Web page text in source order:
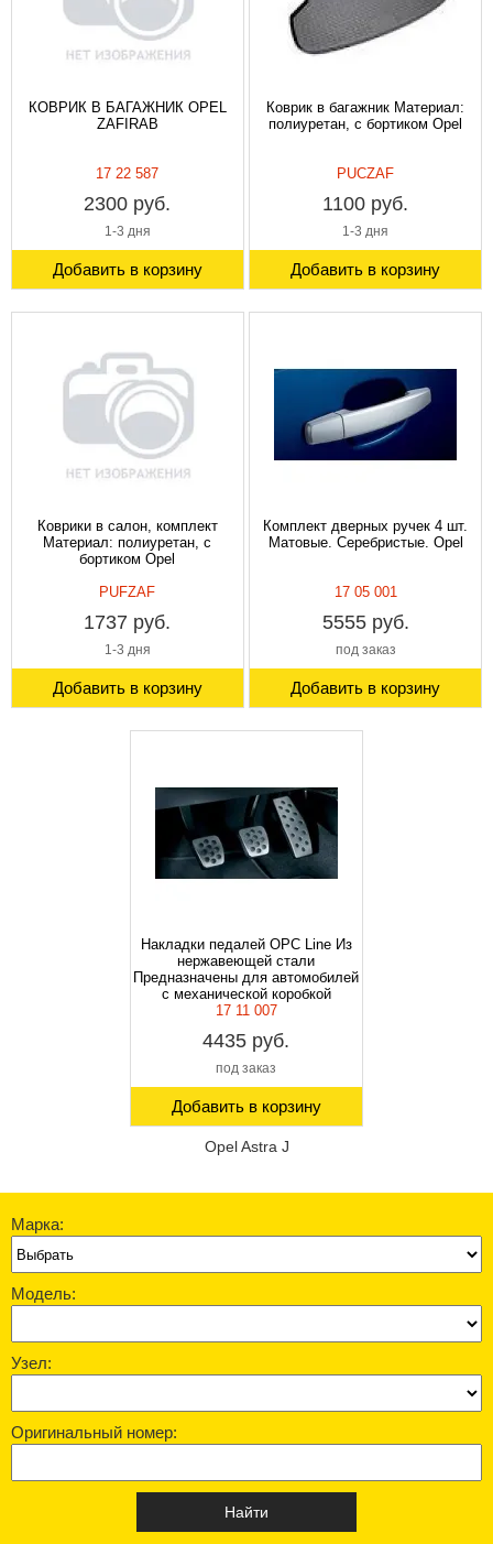
КОВРИК В БАГАЖНИК OPEL
ZAFIRAB
17 22 587
2300 руб.
1-3 дня
Добавить в корзину
Коврик в багажник Материал:
полиуретан, с бортиком Opel
PUCZAF
1100 руб.
1-3 дня
Добавить в корзину
Коврики в салон, комплект
Материал: полиуретан, с
бортиком Opel
PUFZAF
1737 руб.
1-3 дня
Добавить в корзину
Комплект дверных ручек 4 шт.
Матовые. Серебристые. Opel
17 05 001
5555 руб.
под заказ
Добавить в корзину
Накладки педалей OPC Line Из
нержавеющей стали
Предназначены для автомобилей
с механической коробкой
передач. Opel
17 11 007
4435 руб.
под заказ
Добавить в корзину
Opel Astra J
Марка:
Модель:
Узел:
Оригинальный номер: